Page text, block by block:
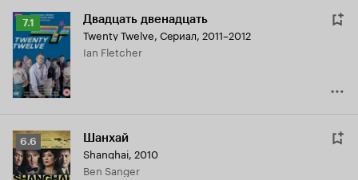
Рейтинг
Кинопоиска
7.1
7.1 Двадцать двенадцать
Twenty Twelve, Сериал, 2011–2012
Ian Fletcher
Рейтинг
Кинопоиска
6.6
6.6 Шанхай
Shanghai, 2010
Ben Sanger